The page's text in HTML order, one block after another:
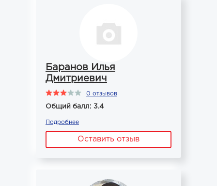
Баранов Илья
Дмитриевич
0 отзывов
Общий балл: 3.4
Подробнее
Оставить отзыв